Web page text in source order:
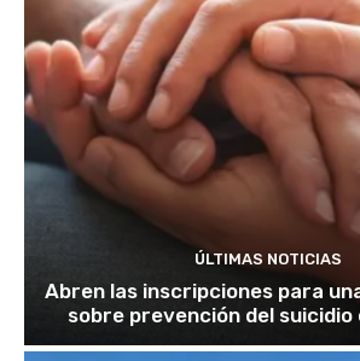
ÚLTIMAS NOTICIAS
Abren las inscripciones para
sobre prevención del suicidio